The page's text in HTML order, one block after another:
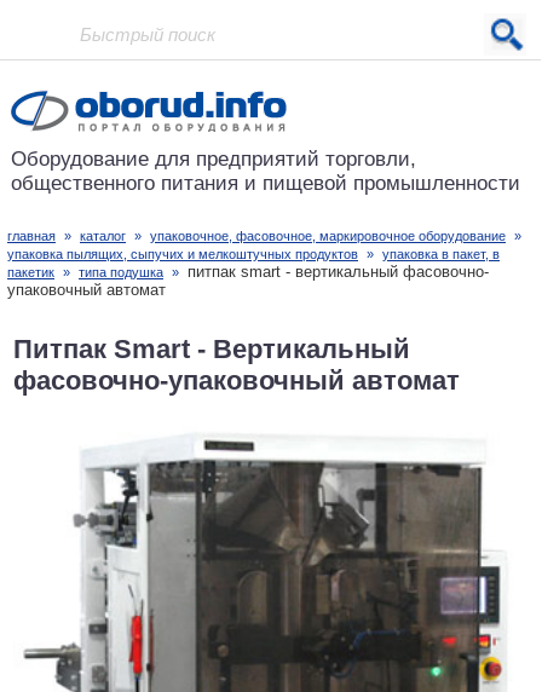
Проект основан в 2001 году
Оборудование для предприятий торговли,
общественного питания и пищевой промышленности
главная » каталог » упаковочное, фасовочное, маркировочное оборудование »
упаковка пылящих, сыпучих и мелкоштучных продуктов » упаковка в пакет, в
пакетик » типа подушка »
питпак smart - вертикальный фасовочно-
упаковочный автомат
Питпак Smart - Вертикальный
фасовочно-упаковочный автомат